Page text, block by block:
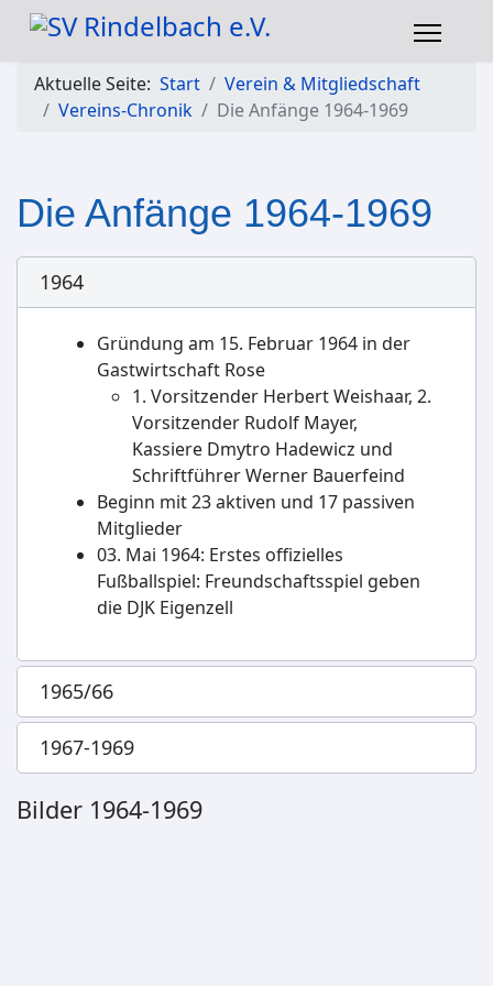
Aktuelle Seite: Start
Verein & Mitgliedschaft
Vereins-Chronik
Die Anfänge 1964-1969
Die Anfänge 1964-1969
1964
Gründung am 15. Februar 1964 in der
Gastwirtschaft Rose
1. Vorsitzender Herbert Weishaar, 2.
Vorsitzender Rudolf Mayer,
Kassiere Dmytro Hadewicz und
Schriftführer Werner Bauerfeind
Beginn mit 23 aktiven und 17 passiven
Mitglieder
03. Mai 1964: Erstes offizielles
Fußballspiel: Freundschaftsspiel geben
die DJK Eigenzell
1965/66
1967-1969
Bilder 1964-1969